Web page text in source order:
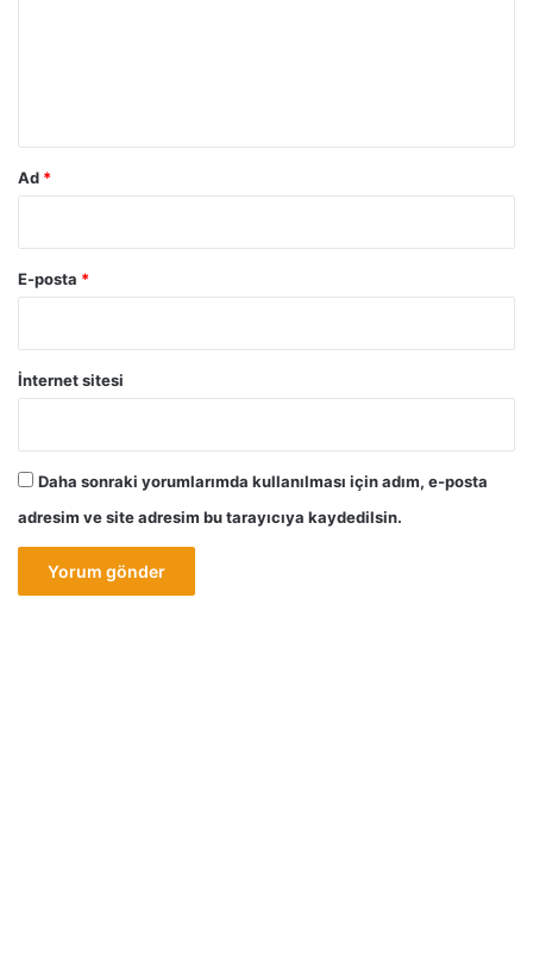
Ad *
E-posta *
İnternet sitesi
Daha sonraki yorumlarımda kullanılması için adım, e-posta
adresim ve site adresim bu tarayıcıya kaydedilsin.